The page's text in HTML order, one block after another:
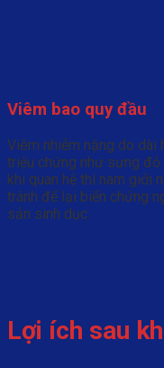
Viêm bao quy đầu
Viêm nhiễm nặng do dài
triệu chứng như sưng đỏ
khi quan hệ thì nam giới
tránh để lại biến chứng
sản sinh dục.
Lợi ích sau